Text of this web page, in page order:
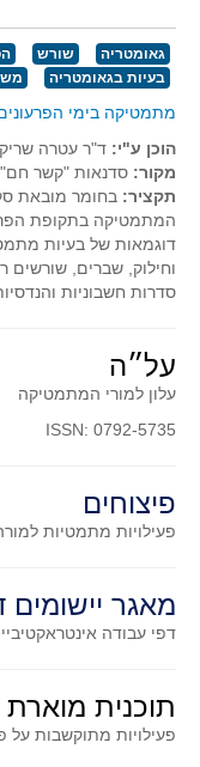
פיצוחים
אלגברה
פונקציות
חדו"א
סדרות
בעיות מילוליות
סטטיסטיקה והסתברות
הסתברות
פונקציות וחדו"א
פונקצית הישר
פונקציה ריבועית
פונקצית השורש
פונקציה רציונאלית
בעיות קיצון
גאומטריה שורש
בעיות בגאומטריה
מתמטיקה בימי
הוכן ע"י: ד"ר עטרה
מקור: סדנאות "קשר חם"
תקציר: בחומר מובאת
המתמטיקה בתקופת
דוגמאות של בעיות
וחילוק, שברים, שורשים
סדרות חשבוניות
על״ה
עלון למורי המתמטיקה
ISSN: 0792-5735
פיצוחים
פעילויות מתמטיות
מאגר יישומים
דפי עבודה
תוכנית
פעילויות מתוקשבות על